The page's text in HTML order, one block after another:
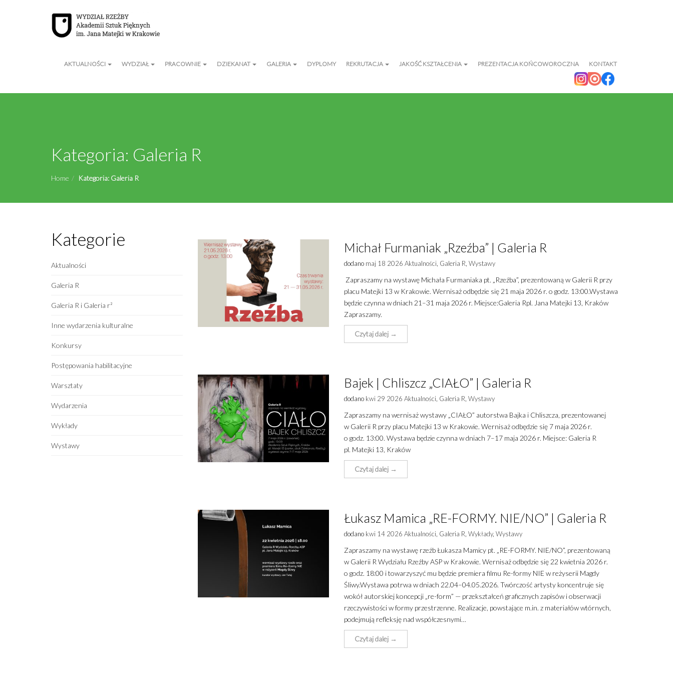
AKTUALNOŚCI WYDZIAŁ PRACOWNIE DZIEKANAT GALERIA DYPLOMY REKRUTACJA JAKOŚĆ KSZTAŁCENIA PREZENTACJA KOŃCOWOROCZNA KONTAKT
Kategoria: Galeria R
Home Kategoria: Galeria R
Kategorie
Aktualności
Galeria R
Galeria R i Galeria r²
Inne wydarzenia kulturalne
Konkursy
Postępowania habilitacyjne
Warsztaty
Wydarzenia
Wykłady
Wystawy
Michał Furmaniak „Rzeźba” | Galeria R
dodano maj 18 2026 Aktualności Galeria R Wystawy
Zapraszamy na wystawę Michała Furmaniaka pt. „Rzeźba”, prezentowaną w Galerii R przy
placu Matejki 13 w Krakowie. Wernisaż odbędzie się 21 maja 2026 r. o godz. 13:00.Wystawa
będzie czynna w dniach 21–31 maja 2026 r. Miejsce:Galeria Rpl. Jana Matejki 13, Kraków
Zapraszamy.
Czytaj dalej →
Bajek | Chliszcz „CIAŁO” | Galeria R
dodano kwi 29 2026 Aktualności Galeria R Wystawy
Zapraszamy na wernisaż wystawy „CIAŁO” autorstwa Bajka i Chliszcza, prezentowanej
w Galerii R przy placu Matejki 13 w Krakowie. Wernisaż odbędzie się 7 maja 2026 r.
o godz. 13:00. Wystawa będzie czynna w dniach 7–17 maja 2026 r. Miejsce: Galeria R
pl. Matejki 13, Kraków
Czytaj dalej →
Łukasz Mamica „RE-FORMY. NIE/NO” | Galeria R
dodano kwi 14 2026 Aktualności Galeria R Wykłady, Wystawy
Zapraszamy na wystawę rzeźb Łukasza Mamicy pt. „RE-FORMY. NIE/NO”, prezentowaną
w Galerii R Wydziału Rzeźby ASP w Krakowie. Wernisaż odbędzie się 22 kwietnia 2026 r.
o godz. 18:00 i towarzyszyć mu będzie premiera filmu Re-formy NIE w reżyserii Magdy
Śliwy.Wystawa potrwa w dniach 22.04–04.05.2026. Twórczość artysty koncentruje się
wokół autorskiej koncepcji „re-form” — przekształceń graficznych zapisów i obserwacji
rzeczywistości w formy przestrzenne. Realizacje, powstające m.in. z materiałów wtórnych,
podejmują refleksję nad współczesnymi…
Czytaj dalej →